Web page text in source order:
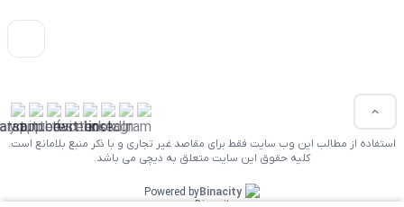
استفاده از مطالب این وب سایت فقط برای مقاصد غیر تجاری و با ذکر منبع بلامانع است.
کلیه حقوق این سایت متعلق به دیچی می باشد.
Powered byBinacity